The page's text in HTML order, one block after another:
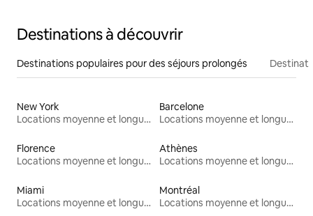
Destinations à découvrir
Destinations populaires pour des séjours prolongés
New York
Locations moyenne et longue durée
Barcelone
Locations moyenne et longue durée
Florence
Locations moyenne et longue durée
Athènes
Locations moyenne et longue durée
Miami
Locations moyenne et longue durée
Montréal
Locations moyenne et longue durée